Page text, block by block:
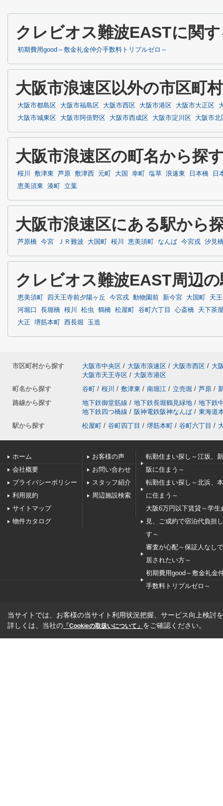
クレビオス難波EASTに関
初期費用good～敷金礼金仲介手数料トリプルゼロ～
大阪市浪速区以外の市区町
大阪市都島区 大阪市福島区 大阪市西区 大阪市港区 大阪市大正区
大阪市城東区
大阪市阿倍野区 大阪市西成区 大阪市淀川区 大阪市北
大阪市浪速区の町名から探
桜川 敷津東 芦原 敷津西 元町 大国 幸町 塩草 浪速東 日本橋
日
恵美須東
湊町 立葉
大阪市浪速区にある駅から
芦原橋 今宮 ＪＲ難波 大国町 桜川 恵美須町 なんば 今宮戎 汐見
クレビオス難波EAST周辺
恵美須町 四天王寺前夕陽ヶ丘 今宮戎 動物園前 新今宮 大国町
天
河堀口
長堀橋 桜川 松虫 鶴橋 松屋町 谷町六丁目 心斎橋
天下茶
大正
堺筋本町 西長堀 玉造
市区町村から探す 大阪市中央区 / 大阪市浪速区 / 大阪市西区 / 大
大阪市天王寺区 / 大阪市港区
町名から探す
谷町 / 桜川 / 敷津東 / 南堀江 / 立売堀 / 芦原 /
路線から探す
地下鉄御堂筋線 / 地下鉄長堀鶴見緑地 / 地下鉄
地下鉄四つ橋線 / 阪神電鉄阪神なんば / 東海道
駅から探す
松屋町 / 谷町四丁目 / 堺筋本町 / 谷町六丁目 /
ホーム
会社概要
プライバシーポリシー
利用規約
サイトマップ
物件カタログ
お客様の声
お問い合わせ
スタッフ紹介
周辺施設検索
転勤住まい探し～江坂、
阪に住まう～
転勤住まい探し～北浜、
に住まう～
大阪6万円以下賃貸～学生
見、ご成約で宿泊代負担
す～
審査が心配～保証人なし
居されたい方～
初期費用good～敷金礼金
手数料トリプルゼロ～
当サイトでは、お客様の当サイト利用状況把握、サービス向上検討
詳しくは、当社の 「Cookieの取扱いについて」 をご確認ください。